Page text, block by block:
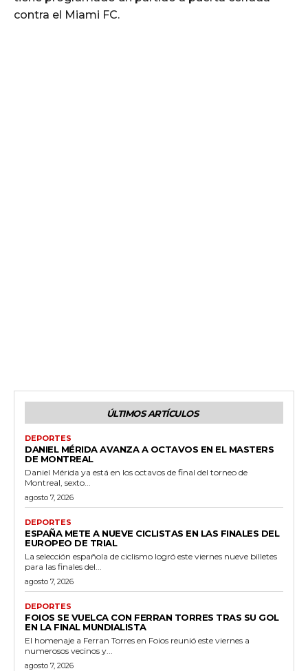
contra el Miami FC.
ÚLTIMOS ARTÍCULOS
DEPORTES
DANIEL MÉRIDA AVANZA A OCTAVOS EN EL MASTERS
DE MONTREAL
Daniel Mérida ya está en los octavos de final del torneo de
Montreal, sexto...
agosto 7, 2026
DEPORTES
ESPAÑA METE A NUEVE CICLISTAS EN LAS FINALES DEL
EUROPEO DE TRIAL
La selección española de ciclismo logró este viernes nueve billetes
para las finales del...
agosto 7, 2026
DEPORTES
FOIOS SE VUELCA CON FERRAN TORRES TRAS SU GOL
EN LA FINAL MUNDIALISTA
El homenaje a Ferran Torres en Foios reunió este viernes a
numerosos vecinos y...
agosto 7, 2026